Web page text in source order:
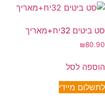
סט ביטים 32יח+מאריך
₪80.90
הוספה לסל
לתשלום מיידי